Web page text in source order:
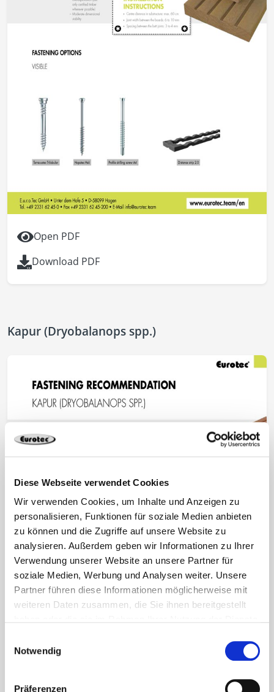
Diese Webseite verwendet Cookies
Wir verwenden Cookies, um Inhalte und Anzeigen zu
personalisieren, Funktionen für soziale Medien anbieten
zu können und die Zugriffe auf unsere Website zu
analysieren. Außerdem geben wir Informationen zu Ihrer
Verwendung unserer Website an unsere Partner für
soziale Medien, Werbung und Analysen weiter. Unsere
Partner führen diese Informationen möglicherweise mit
weiteren Daten zusammen, die Sie ihnen bereitgestellt
Notwendig
Präferenzen
Open PDF
Download PDF
Kapur (Dryobalanops spp.)